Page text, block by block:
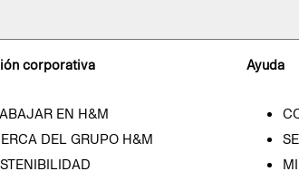
corporativa
EN H&M
DEL GRUPO H&M
Ayuda